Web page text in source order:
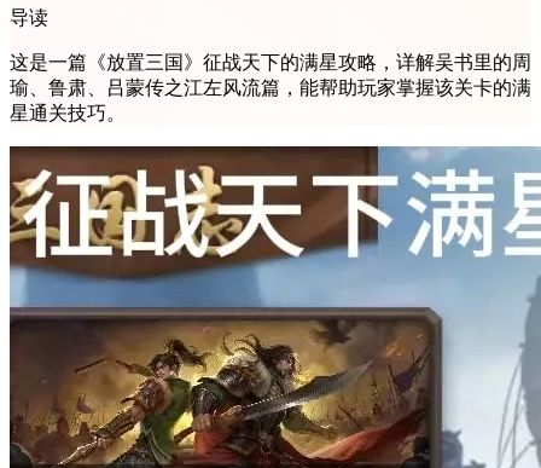
导读
这是一篇《放置三国》征战天下的满星攻略，详解吴书里的周
瑜、鲁肃、吕蒙传之江左风流篇，能帮助玩家掌握该关卡的满
星通关技巧。